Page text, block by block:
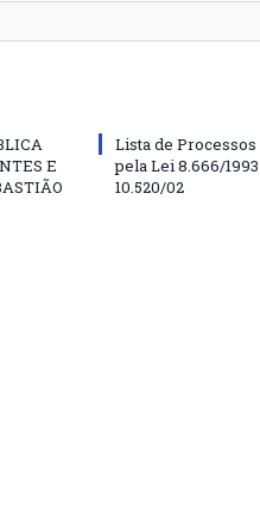
E
Lista de Processos
pela Lei 8.666/
10.520/02